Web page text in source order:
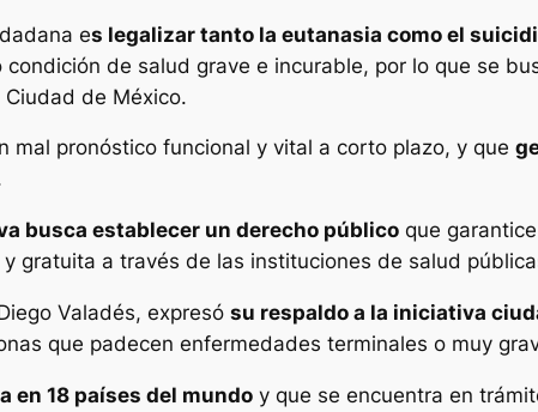
es legalizar tanto la eutanasia como el
de salud grave e incurable, por lo que se
de México.
mal pronóstico funcional y vital a corto plazo, y que
busca establecer un derecho público que
gratuita a través de las instituciones de salud
Valadés, expresó su respaldo a la iniciativa
que padecen enfermedades terminales o muy
en 18 países del mundo y que se encuentra en